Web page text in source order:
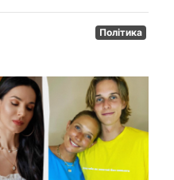
Політика